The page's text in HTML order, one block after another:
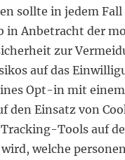
sollte in jedem
in Anbetracht der
zur
auf das
Opt-in mit
den Einsatz von
Tools auf
welche